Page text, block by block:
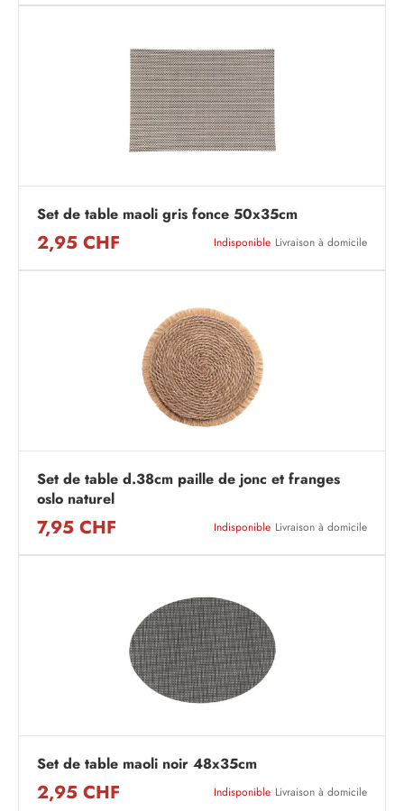
Set de table maoli gris fonce 50x35cm
2,95 CHF Indisponible Livraison à domicile
Set de table d.38cm paille de jonc et franges
oslo naturel
7,95 CHF Indisponible Livraison à domicile
Set de table maoli noir 48x35cm
2,95 CHF Indisponible Livraison à domicile